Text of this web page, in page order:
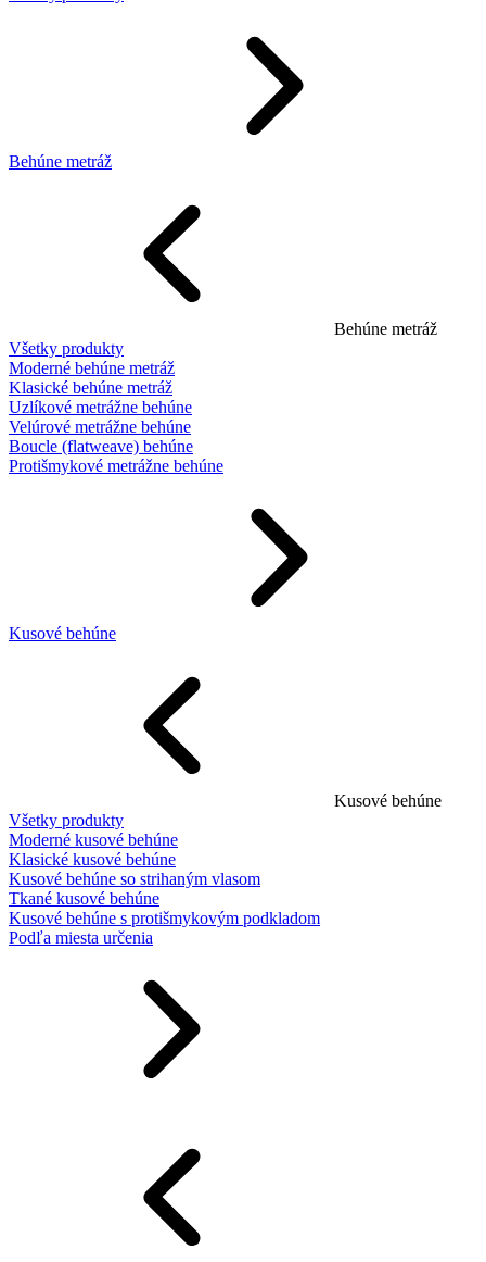
Behúne metráž
Behúne metráž
Všetky produkty
Moderné behúne metráž
Klasické behúne metráž
Uzlíkové metrážne behúne
Velúrové metrážne behúne
Boucle (flatweave) behúne
Protišmykové metrážne behúne
Kusové behúne
Kusové behúne
Všetky produkty
Moderné kusové behúne
Klasické kusové behúne
Kusové behúne so strihaným vlasom
Tkané kusové behúne
Kusové behúne s protišmykovým podkladom
Podľa miesta určenia